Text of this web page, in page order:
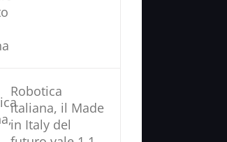
Robotica
italiana, il Made
in Italy del